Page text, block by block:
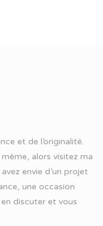
et de l’originalité.
alors visitez ma
envie d’un projet
une occasion
discuter et vous